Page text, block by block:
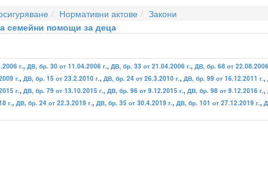
Нормативни актове
Закони
семейни помощи за деца
г., ДВ, бр. 30 от 11.04.2006 г., ДВ, бр. 33 от 21.04.2006 г., ДВ, бр. 68 от
г., ДВ, бр. 15 от 23.2.2010 г., ДВ, бр. 24 от 26.3.2010 г., ДВ, бр. 99 от 16.12.2011 г.,
г., ДВ, бр. 79 от 13.10.2015 г., ДВ, бр. 96 от 9.12.2015 г., ДВ, бр. 98 от 9.12.2016 г.,
г., ДВ, бр. 24 от 22.3.2019 г., ДВ, бр. 35 от 30.4.2019 г., ДВ, бр. 101 от 27.12.2019 г.,